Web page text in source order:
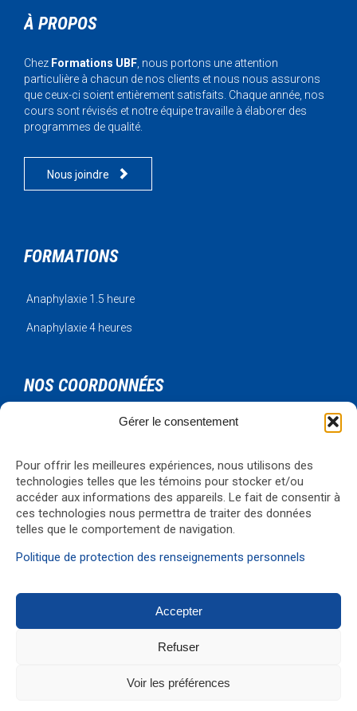
Gérer le consentement
Pour offrir les meilleures expériences, nous utilisons des
technologies telles que les témoins pour stocker et/ou
accéder aux informations des appareils. Le fait de consentir à
ces technologies nous permettra de traiter des données
telles que le comportement de navigation.
Politique de protection des renseignements personnels
Accepter
Refuser
Voir les préférences
À PROPOS
Chez Formations UBF , nous portons une attention
particulière à chacun de nos clients et nous nous assurons
que ceux-ci soient entièrement satisfaits. Chaque année, nos
cours sont révisés et notre équipe travaille à élaborer des
programmes de qualité.
Nous joindre 
FORMATIONS
Anaphylaxie 1.5 heure
Anaphylaxie 4 heures
NOS COORDONNÉES
Urgence Bois-Francs Inc.
Téléphone: 819-330-4344
Courriel:formations@ubf.coop
Visualiser la carte →
© 2017 RéalisationG1 Média